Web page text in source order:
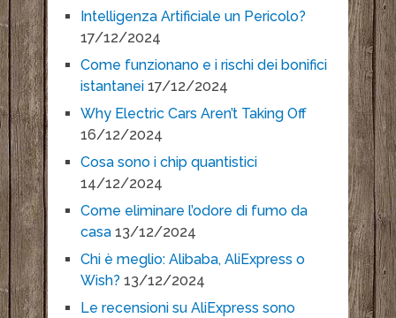
Intelligenza Artificiale un Pericolo?
17/12/2024
Come funzionano e i rischi dei bonifici
istantanei 17/12/2024
Why Electric Cars Aren’t Taking Off
16/12/2024
Cosa sono i chip quantistici
14/12/2024
Come eliminare l’odore di fumo da
casa 13/12/2024
Chi è meglio: Alibaba, AliExpress o
Wish? 13/12/2024
Le recensioni su AliExpress sono